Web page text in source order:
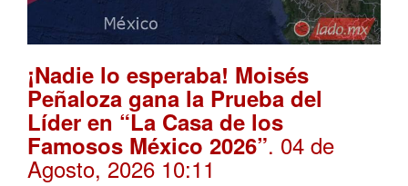
¡Nadie lo esperaba! Moisés
Peñaloza gana la Prueba del
Líder en “La Casa de los
Famosos México 2026”. 04 de
Agosto, 2026 10:11